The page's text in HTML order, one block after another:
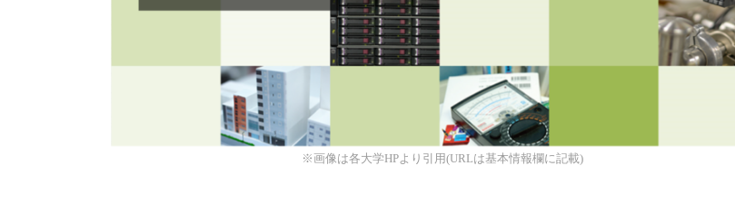
※画像は各大学HPより引用(URLは基本情報欄に記載)